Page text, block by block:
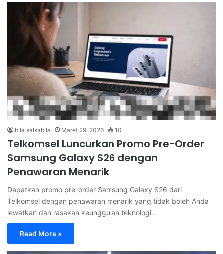
bila salsabila Maret 29, 2026 10
Telkomsel Luncurkan Promo Pre-Order
Samsung Galaxy S26 dengan
Penawaran Menarik
Dapatkan promo pre-order Samsung Galaxy S26 dari
Telkomsel dengan penawaran menarik yang tidak boleh Anda
lewatkan dan rasakan keunggulan teknologi…
Read More »